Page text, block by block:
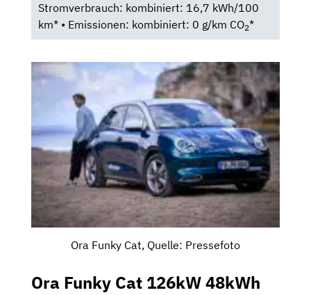
Stromverbrauch: kombiniert: 16,7 kWh/100
km* • Emissionen: kombiniert: 0 g/km CO2*
Ora Funky Cat, Quelle: Pressefoto
Ora Funky Cat 126kW 48kWh